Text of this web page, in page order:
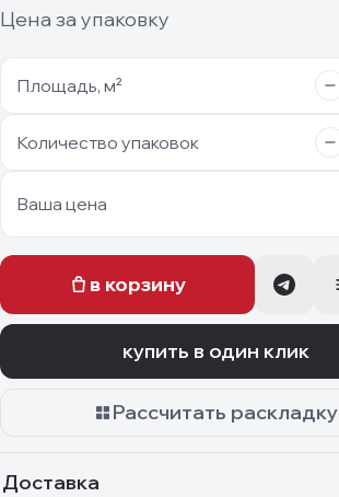
Цена за упаковку
Площадь, м²
Количество упаковок
Ваша цена
в корзину
купить в один клик
Рассчитать раскладку
Доставка